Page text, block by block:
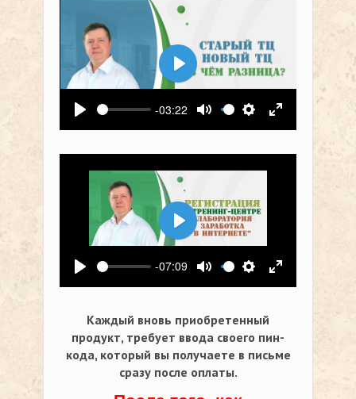
Воспроизвести
-03:22
Выключить звук
Настройки
На весь
Воспроизвести
Воспроизвести
-07:09
Выключить звук
Настройки
На весь
Воспроизвести
Каждый вновь приобретенный
продукт, требует ввода своего пин-
кода, который вы получаете в письме
сразу после оплаты.